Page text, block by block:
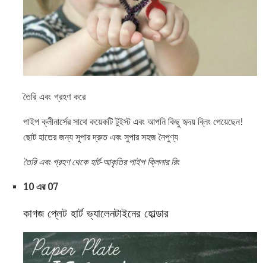
তৈরি এবং গ্রহণ করে
পাইপ ক্লীনার্সের সাথে কয়েকটি টুইস্ট এবং আপনি কিছু হৃদয় ব্লিং পেয়েছেন!
ছোট হাতের জন্য সুপার দ্রুত এবং সুপার সহজ নৈপুণ্য
তৈরি এবং গ্রহণ থেকে হার্ট-আকৃতির পাইপ ক্লিনার রিং
10 এর 07
কাগজ প্লেট হার্ট ভ্যালেনটাইনের হোল্ডার